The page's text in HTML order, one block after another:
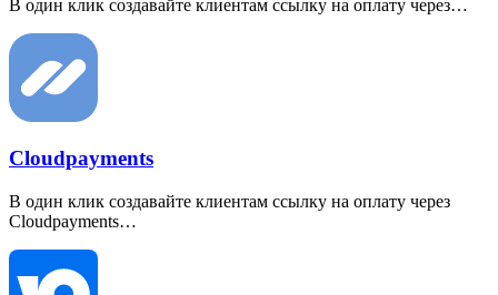
В один клик создавайте клиентам ссылку на оплату через…
Cloudpayments
В один клик создавайте клиентам ссылку на оплату через
Cloudpayments…